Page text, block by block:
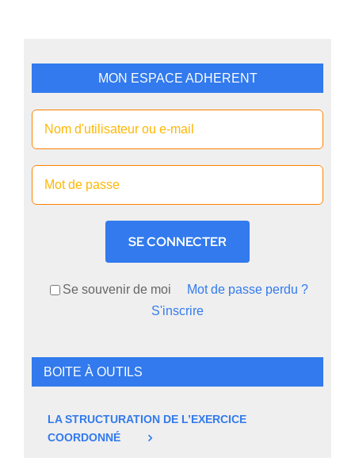
MON ESPACE ADHERENT
SE CONNECTER
Se souvenir de moi
Mot de passe perdu ?
S'inscrire
BOITE À OUTILS
LA STRUCTURATION DE L’EXERCICE
COORDONNÉ